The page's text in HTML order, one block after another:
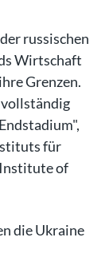
russischen
Wirtschaft
Grenzen.
vollständig
für
of
die Ukraine